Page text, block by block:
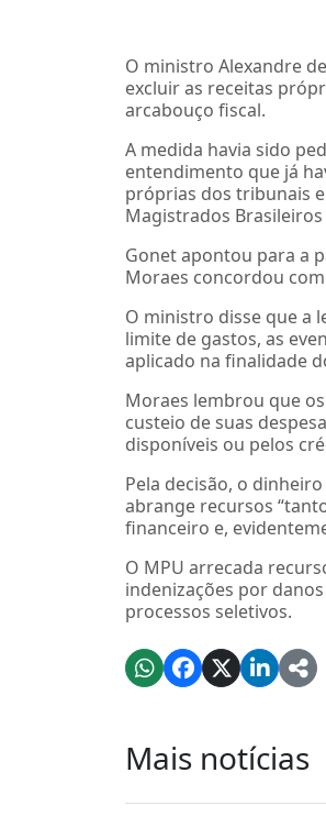
O ministro Alexandre
excluir as receitas
arcabouço fiscal.
A medida havia sido
entendimento que já
próprias dos tribunais
Magistrados Brasileiros
Gonet apontou para a
Moraes concordou
O ministro disse que a
limite de gastos, as
aplicado na finalidade
Moraes lembrou que
custeio de suas
disponíveis ou pelos
Pela decisão, o
abrange recursos
financeiro e,
O MPU arrecada
indenizações por
processos seletivos.
Mais notícias